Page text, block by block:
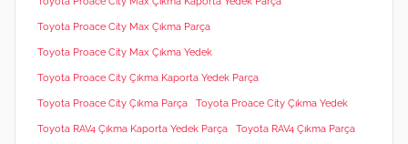
Toyota Proace City Max Çıkma Parça
Toyota Proace City Max Çıkma Yedek
Toyota Proace City Çıkma Kaporta Yedek Parça
Toyota Proace City Çıkma Parça Toyota Proace City Çıkma Yedek
Toyota RAV4 Çıkma Kaporta Yedek Parça Toyota RAV4 Çıkma Parça